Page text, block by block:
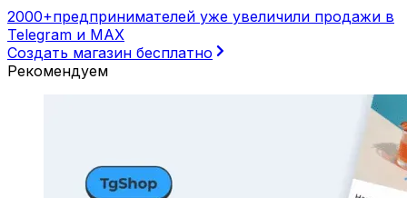
2000+предпринимателей уже увеличили продажи в
Telegram и MAX
Создать магазин бесплатно
Рекомендуем